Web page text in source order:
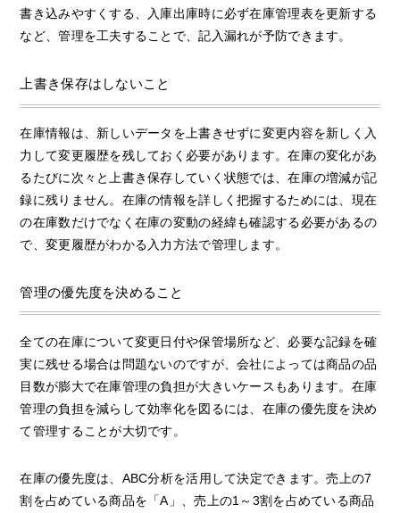
書き込みやすくする、入庫出庫時に必ず在庫管理表を更新する
など、管理を工夫することで、記入漏れが予防できます。
上書き保存はしないこと
在庫情報は、新しいデータを上書きせずに変更内容を新しく入
力して変更履歴を残しておく必要があります。在庫の変化があ
るたびに次々と上書き保存していく状態では、在庫の増減が記
録に残りません。在庫の情報を詳しく把握するためには、現在
の在庫数だけでなく在庫の変動の経緯も確認する必要があるの
で、変更履歴がわかる入力方法で管理します。
管理の優先度を決めること
全ての在庫について変更日付や保管場所など、必要な記録を確
実に残せる場合は問題ないのですが、会社によっては商品の品
目数が膨大で在庫管理の負担が大きいケースもあります。在庫
管理の負担を減らして効率化を図るには、在庫の優先度を決め
て管理することが大切です。
在庫の優先度は、ABC分析を活用して決定できます。売上の7
割を占めている商品を「A」、売上の1～3割を占めている商品